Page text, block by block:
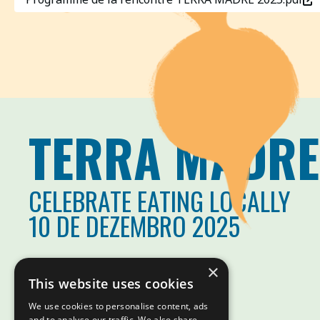
TERRA
CELEBRATE EATING LOCALLY
10 DE DEZEMBRO 2025
×
This website uses cookies
We use cookies to personalise content, ads